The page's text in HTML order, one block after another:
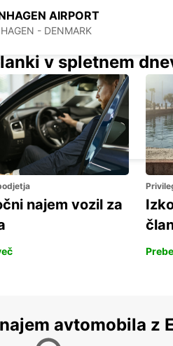
AIRPORT
- DENMARK
- DENMARK
v spletnem
najem vozil za
avtomobila z